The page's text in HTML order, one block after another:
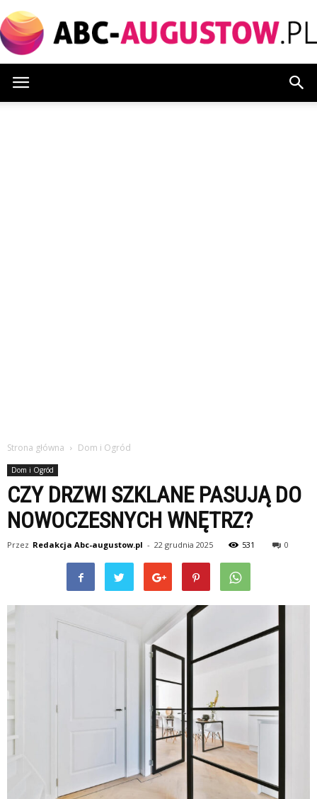
Strona główna Dom i Ogród
Dom i Ogród
CZY DRZWI SZKLANE PASUJĄ DO
NOWOCZESNYCH WNĘTRZ?
Przez Redakcja Abc-augustow.pl - 22 grudnia 2025 531 0